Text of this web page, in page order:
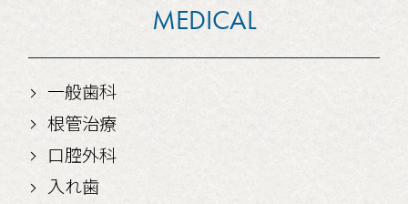
MEDICAL
一般歯科
根管治療
口腔外科
入れ歯